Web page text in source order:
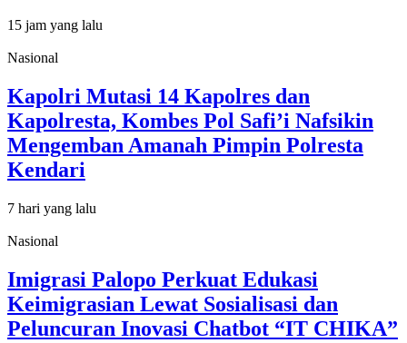
15 jam yang lalu
Nasional
Kapolri Mutasi 14 Kapolres dan
Kapolresta, Kombes Pol Safi’i Nafsikin
Mengemban Amanah Pimpin Polresta
Kendari
7 hari yang lalu
Nasional
Imigrasi Palopo Perkuat Edukasi
Keimigrasian Lewat Sosialisasi dan
Peluncuran Inovasi Chatbot “IT CHIKA”